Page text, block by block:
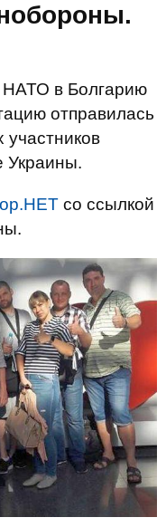
НАТО в Болгарию
отправилась
участников
Украины.
со ссылкой